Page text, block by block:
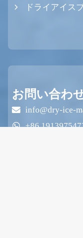
ドライアイス
お問い合わ
info@dry-ice-
+86